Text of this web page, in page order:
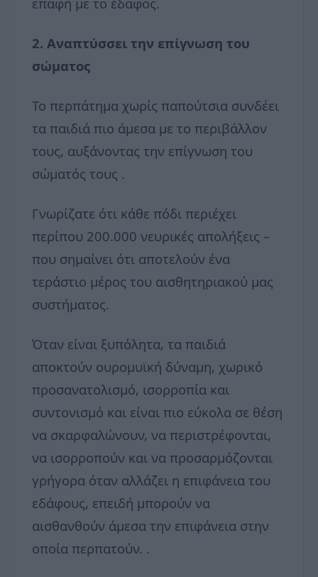
2. Αναπτύσσει την επίγνωση του
σώματος
Το περπάτημα χωρίς παπούτσια συνδέει
τα παιδιά πιο άμεσα με το περιβάλλον
τους, αυξάνοντας την επίγνωση του
σώματός τους .
Γνωρίζατε ότι κάθε πόδι περιέχει
περίπου 200.000 νευρικές απολήξεις –
που σημαίνει ότι αποτελούν ένα
τεράστιο μέρος του αισθητηριακού μας
συστήματος.
Όταν είναι ξυπόλητα, τα παιδιά
αποκτούν ουρομυϊκή δύναμη, χωρικό
προσανατολισμό, ισορροπία και
συντονισμό και είναι πιο εύκολα σε θέση
να σκαρφαλώνουν, να περιστρέφονται,
να ισορροπούν και να προσαρμόζονται
γρήγορα όταν αλλάζει η επιφάνεια του
εδάφους, επειδή μπορούν να
αισθανθούν άμεσα την επιφάνεια στην
οποία περπατούν. .